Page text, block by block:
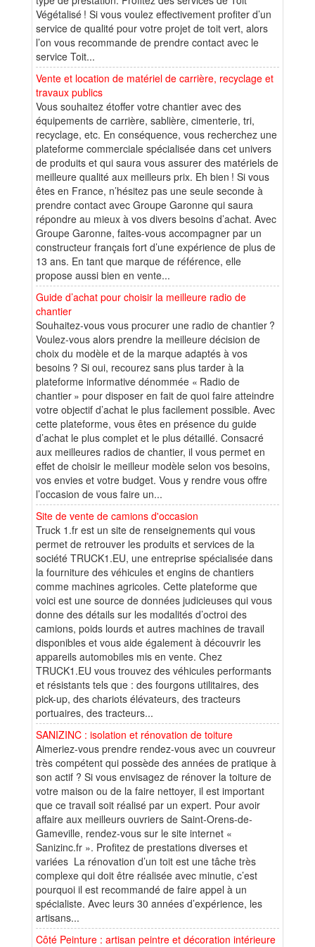
Végétalisé ! Si vous voulez effectivement profiter d’un
service de qualité pour votre projet de toit vert, alors
l’on vous recommande de prendre contact avec le
service Toit...
Vente et location de matériel de carrière, recyclage et
travaux publics
Vous souhaitez étoffer votre chantier avec des
équipements de carrière, sablière, cimenterie, tri,
recyclage, etc. En conséquence, vous recherchez une
plateforme commerciale spécialisée dans cet univers
de produits et qui saura vous assurer des matériels de
meilleure qualité aux meilleurs prix. Eh bien ! Si vous
êtes en France, n’hésitez pas une seule seconde à
prendre contact avec Groupe Garonne qui saura
répondre au mieux à vos divers besoins d’achat. Avec
Groupe Garonne, faites-vous accompagner par un
constructeur français fort d’une expérience de plus de
13 ans. En tant que marque de référence, elle
propose aussi bien en vente...
Guide d’achat pour choisir la meilleure radio de
chantier
Souhaitez-vous vous procurer une radio de chantier ?
Voulez-vous alors prendre la meilleure décision de
choix du modèle et de la marque adaptés à vos
besoins ? Si oui, recourez sans plus tarder à la
plateforme informative dénommée « Radio de
chantier » pour disposer en fait de quoi faire atteindre
votre objectif d’achat le plus facilement possible. Avec
cette plateforme, vous êtes en présence du guide
d’achat le plus complet et le plus détaillé. Consacré
aux meilleures radios de chantier, il vous permet en
effet de choisir le meilleur modèle selon vos besoins,
vos envies et votre budget. Vous y rendre vous offre
l’occasion de vous faire un...
Site de vente de camions d'occasion
Truck 1.fr est un site de renseignements qui vous
permet de retrouver les produits et services de la
société TRUCK1.EU, une entreprise spécialisée dans
la fourniture des véhicules et engins de chantiers
comme machines agricoles. Cette plateforme que
voici est une source de données judicieuses qui vous
donne des détails sur les modalités d’octroi des
camions, poids lourds et autres machines de travail
disponibles et vous aide également à découvrir les
appareils automobiles mis en vente. Chez
TRUCK1.EU vous trouvez des véhicules performants
et résistants tels que : des fourgons utilitaires, des
pick-up, des chariots élévateurs, des tracteurs
portuaires, des tracteurs...
SANIZINC : isolation et rénovation de toiture
Aimeriez-vous prendre rendez-vous avec un couvreur
très compétent qui possède des années de pratique à
son actif ? Si vous envisagez de rénover la toiture de
votre maison ou de la faire nettoyer, il est important
que ce travail soit réalisé par un expert. Pour avoir
affaire aux meilleurs ouvriers de Saint-Orens-de-
Gameville, rendez-vous sur le site internet «
Sanizinc.fr ». Profitez de prestations diverses et
variées La rénovation d’un toit est une tâche très
complexe qui doit être réalisée avec minutie, c’est
pourquoi il est recommandé de faire appel à un
spécialiste. Avec leurs 30 années d’expérience, les
artisans...
Côté Peinture : artisan peintre et décoration intérieure